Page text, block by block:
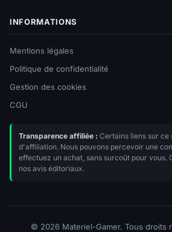
INFORMATIONS
Mentions légales
Politique de confidentialité
Gestion des cookies
CGU
Transparence affiliée : Certains liens sur ce
d'affiliation. Nous pouvons percevoir une
effectuez un achat, sans surcoût pour vous.
nos avis éditoriaux.
© 2026 Materiel-Gamer. Tous droits